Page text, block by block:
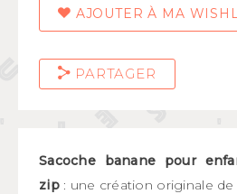
AJOUTER À MA
PARTAGER
Sacoche banane pour
zip: une création originale de